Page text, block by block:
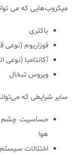
میکروب‌هایی که می
باکتری
فوزاریوم (نوعی
آکانتامبا (نوعی
ویروس تبخال
سایر شرایطی که
حساسیت چشم،
هوا
اختلالات